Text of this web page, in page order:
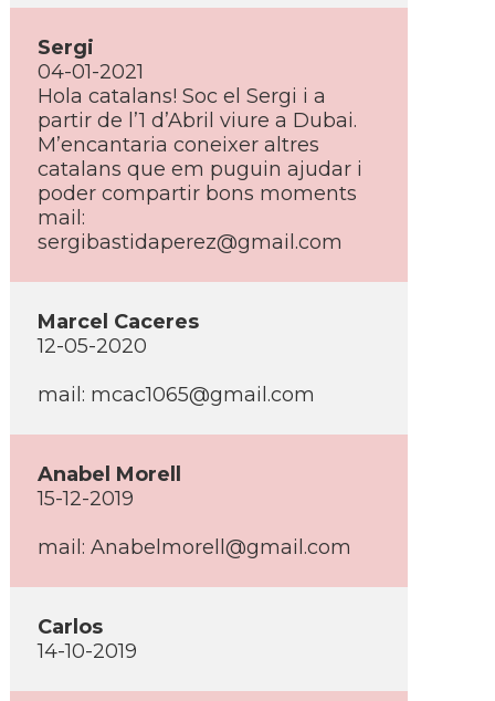
Sergi
04-01-2021
Hola catalans! Soc el Sergi i a
partir de l’1 d’Abril viure a Dubai.
M’encantaria coneixer altres
catalans que em puguin ajudar i
poder compartir bons moments
mail:
sergibastidaperez@gmail.com
Marcel Caceres
12-05-2020
mail: mcac1065@gmail.com
Anabel Morell
15-12-2019
mail: Anabelmorell@gmail.com
Carlos
14-10-2019